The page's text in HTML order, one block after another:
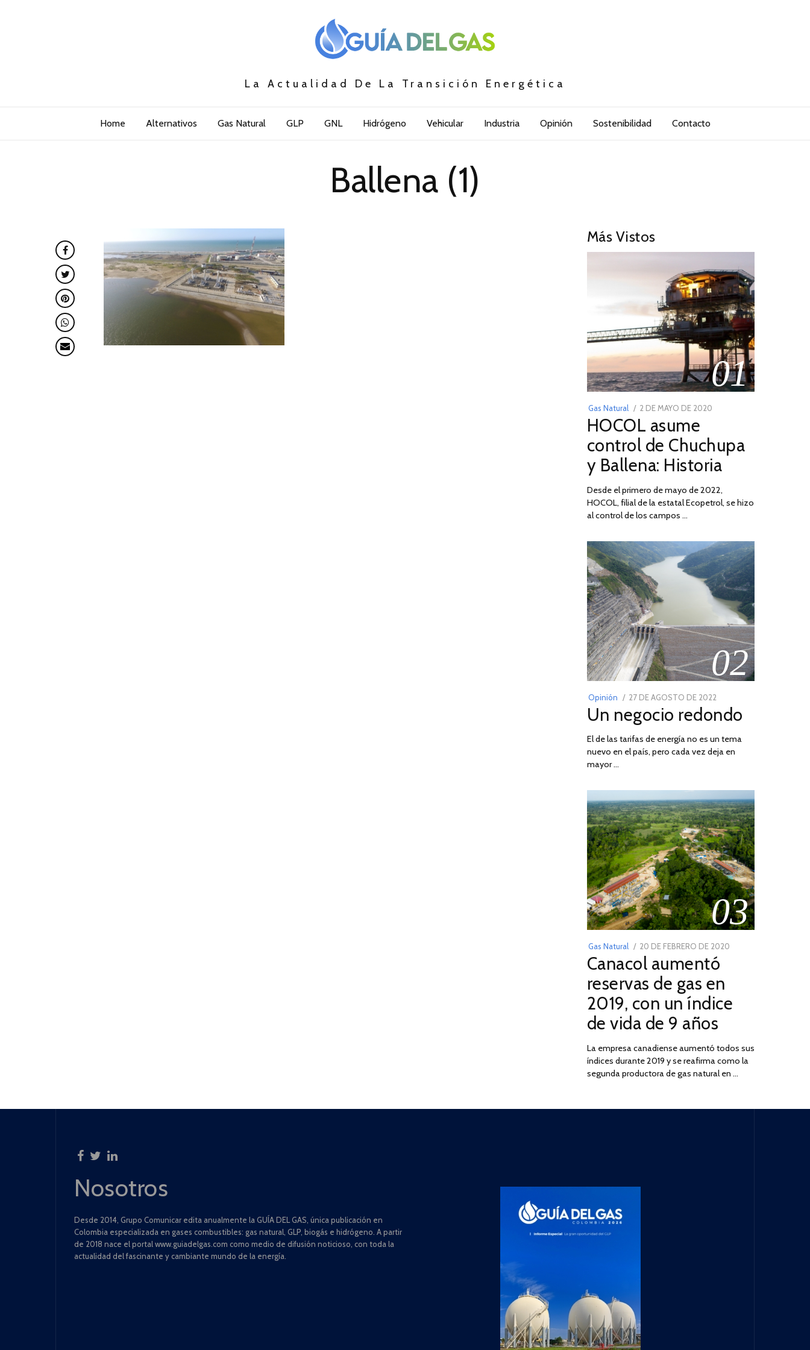
La Actualidad De La Transición Energética
Home Alternativos Gas Natural GLP GNL Hidrógeno Vehicular Industria Opinión Sostenibilidad Contacto
Ballena (1)
Más Vistos
01
Gas Natural
POSTED
ON
2 DE MAYO DE 2020
DE
2026
HOCOL asume
control de Chuchupa
y Ballena: Historia
Desde el primero de mayo de 2022,
HOCOL, filial de la estatal Ecopetrol, se hizo
al control de los campos …
02
Opinión
POSTED
ON
27 DE AGOSTO DE 2022
DE
DE
2022
Un negocio redondo
El de las tarifas de energía no es un tema
nuevo en el país, pero cada vez deja en
mayor …
03
Gas Natural
POSTED
ON
20 DE FEBRERO DE 2020
2025
Canacol aumentó
reservas de gas en
2019, con un índice
de vida de 9 años
La empresa canadiense aumentó todos sus
índices durante 2019 y se reafirma como la
segunda productora de gas natural en …
Nosotros
Desde 2014, Grupo Comunicar edita anualmente la GUÍA DEL GAS, única publicación en
Colombia especializada en gases combustibles: gas natural, GLP, biogás e hidrógeno. A partir
de 2018 nace el portal www.guiadelgas.com como medio de difusión noticioso, con toda la
actualidad del fascinante y cambiante mundo de la energía.